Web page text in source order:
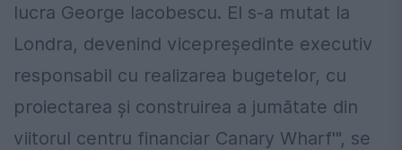
lucra George Iacobescu. El s-a mutat la
Londra, devenind vicepreşedinte executiv
responsabil cu realizarea bugetelor, cu
proiectarea şi construirea a jumătate din
viitorul centru financiar Canary Wharf'", se